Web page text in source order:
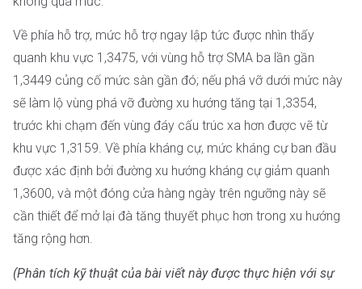
Về phía hỗ trợ, mức hỗ trợ ngay lập tức được nhìn thấy
quanh khu vực 1,3475, với vùng hỗ trợ SMA ba lần gần
1,3449 củng cố mức sàn gần đó; nếu phá vỡ dưới mức này
sẽ làm lộ vùng phá vỡ đường xu hướng tăng tại 1,3354,
trước khi chạm đến vùng đáy cấu trúc xa hơn được vẽ từ
khu vực 1,3159. Về phía kháng cự, mức kháng cự ban đầu
được xác định bởi đường xu hướng kháng cự giảm quanh
1,3600, và một đóng cửa hàng ngày trên ngưỡng này sẽ
cần thiết để mở lại đà tăng thuyết phục hơn trong xu hướng
tăng rộng hơn.
(Phân tích kỹ thuật của bài viết này được thực hiện với sự